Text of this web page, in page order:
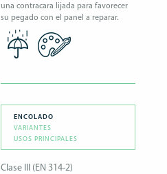
una contracara lijada para favorecer
su pegado con el panel a reparar.
ENCOLADO
VARIANTES
USOS PRINCIPALES
Clase III (EN 314-2)